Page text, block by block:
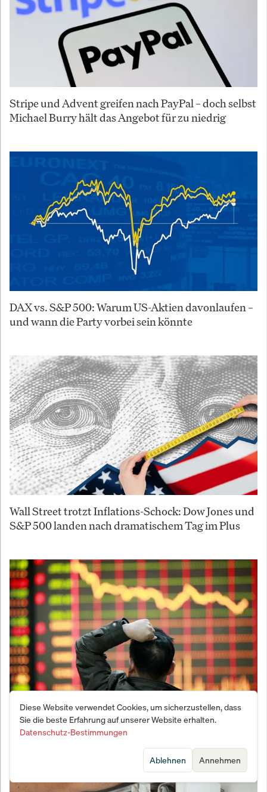
Stripe und Advent greifen nach PayPal – doch selbst
Michael Burry hält das Angebot für zu niedrig
DAX vs. S&P 500: Warum US-Aktien davonlaufen –
und wann die Party vorbei sein könnte
Wall Street trotzt Inflations-Schock: Dow Jones und
S&P 500 landen nach dramatischem Tag im Plus
Asiens Börsen im Rausch: Zinssenkungs-Hoffnung
und KI-Hype treiben Indizes nach oben
Diese Website verwendet Cookies, um sicherzustellen, dass
Sie die beste Erfahrung auf unserer Website erhalten.
Datenschutz-Bestimmungen
Annehmen
Ablehnen